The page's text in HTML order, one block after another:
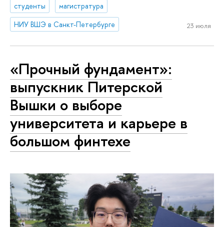
студенты
магистратура
НИУ ВШЭ в Санкт-Петербурге
23 июля
«Прочный фундамент»:
выпускник Питерской
Вышки о выборе
университета и карьере в
большом финтехе